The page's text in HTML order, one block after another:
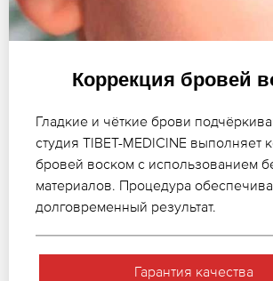
Коррекция бровей
Гладкие и чёткие брови
студия TIBET-MEDICINE выполняет
бровей воском с использованием
материалов. Процедура
долговременный результат.
Гарантия качества